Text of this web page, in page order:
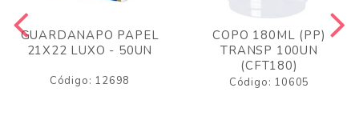
GUARDANAPO PAPEL
21X22 LUXO - 50UN
Código: 12698
COPO 180ML (PP)
TRANSP 100UN
(CFT180)
Código: 10605